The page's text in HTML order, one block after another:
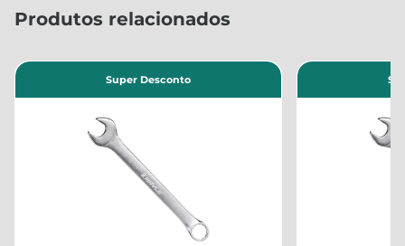
Produtos relacionados
Super Desconto